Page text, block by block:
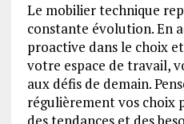
Le mobilier technique
constante évolution. En
proactive dans le choix
votre espace de travail,
aux défis de demain.
régulièrement vos choix